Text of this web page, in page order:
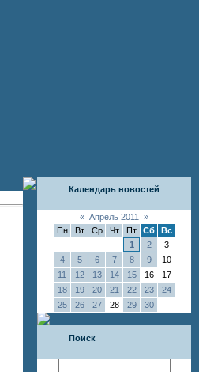
Календарь новостей
« Апрель 2011
»
Пн
Вт Ср Чт Пт Сб
Вс
1
2
3
4
5 6 7 8 9
10
11
12 13 14 15 16
17
18
19 20 21 22 23
24
25
26 27 28 29 30
Поиск